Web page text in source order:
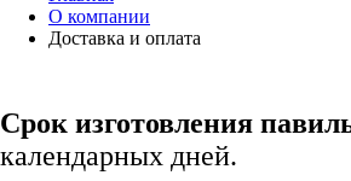
О компании
Доставка и оплата
Срок изготовления
календарных дней.